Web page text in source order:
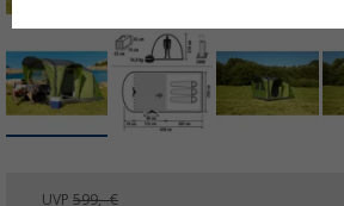
UVP 599,- €